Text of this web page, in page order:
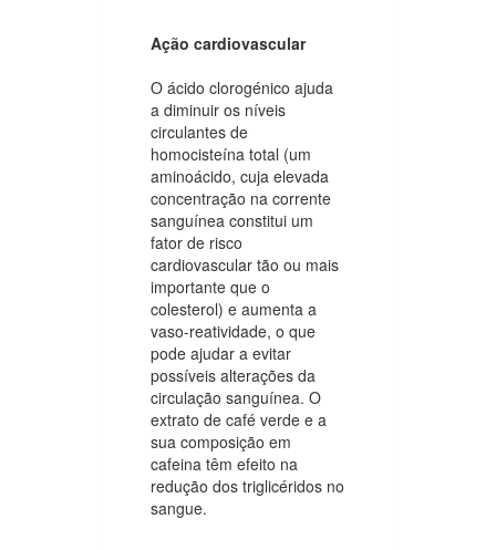
Ação cardiovascular
O ácido clorogénico ajuda
a diminuir os níveis
circulantes de
homocisteína total (um
aminoácido, cuja elevada
concentração na corrente
sanguínea constitui um
fator de risco
cardiovascular tão ou mais
importante que o
colesterol) e aumenta a
vaso-reatividade, o que
pode ajudar a evitar
possíveis alterações da
circulação sanguínea. O
extrato de café verde e a
sua composição em
cafeina têm efeito na
redução dos triglicéridos no
sangue.